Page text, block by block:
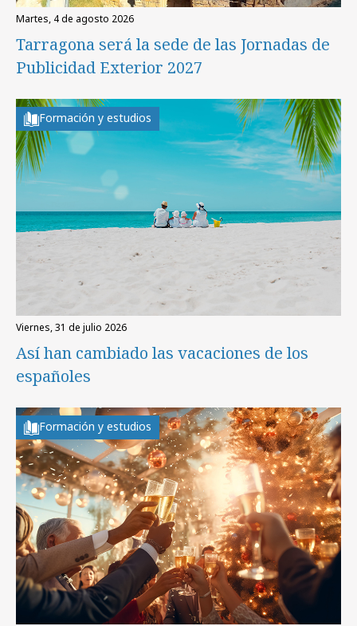
martes, 4 de agosto 2026
Tarragona será la sede de las Jornadas de
Publicidad Exterior 2027
Formación y estudios
viernes, 31 de julio 2026
Así han cambiado las vacaciones de los
españoles
Formación y estudios